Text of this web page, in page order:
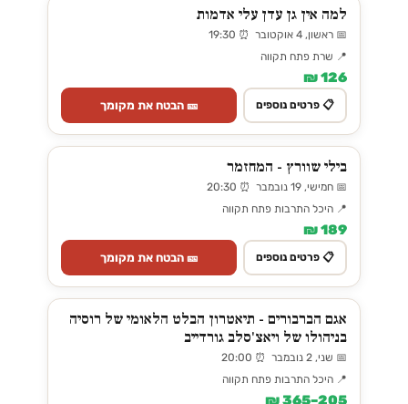
למה אין גן עדן עלי אדמות
📅 ראשון, 4 אוקטובר ⏰ 19:30
📍 שרת פתח תקווה
126 ₪
📋 פרטים נוספים 🎫 הבטח את מקומך
בילי שוורץ - המחזמר
📅 חמישי, 19 נובמבר ⏰ 20:30
📍 היכל התרבות פתח תקווה
189 ₪
📋 פרטים נוספים 🎫 הבטח את מקומך
אגם הברבורים - תיאטרון הבלט הלאומי של רוסיה
בניהולו של ויאצ'סלב גורדייב
📅 שני, 2 נובמבר ⏰ 20:00
📍 היכל התרבות פתח תקווה
205–365 ₪